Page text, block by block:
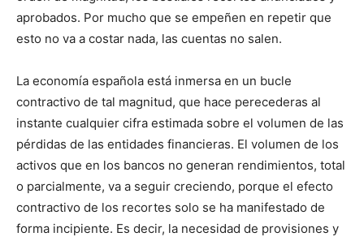
aprobados. Por mucho que se empeñen en repetir que
esto no va a costar nada, las cuentas no salen.
La economía española está inmersa en un bucle
contractivo de tal magnitud, que hace perecederas al
instante cualquier cifra estimada sobre el volumen de las
pérdidas de las entidades financieras. El volumen de los
activos que en los bancos no generan rendimientos, total
o parcialmente, va a seguir creciendo, porque el efecto
contractivo de los recortes solo se ha manifestado de
forma incipiente. Es decir, la necesidad de provisiones y